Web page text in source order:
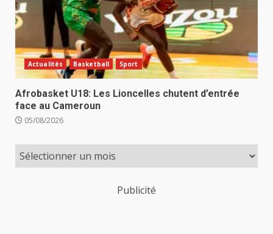
Actualités Basketball Sport
Afrobasket U18: Les Lioncelles chutent d’entrée
face au Cameroun
05/08/2026
Publicité